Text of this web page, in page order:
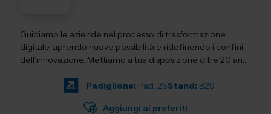
Guidiamo le aziende nel processo di trasformazione
digitale, aprendo nuove possibilità e ridefinendo i confini
dell’innovazione. Mettiamo a tua disposizione oltre 20 anni
Padiglione: Pad. 26Stand: B29
Aggiungi ai preferiti